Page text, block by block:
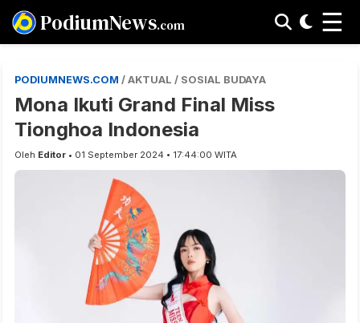
PodiumNews.com ☰
PODIUMNEWS.COM / AKTUAL / SOSIAL BUDAYA
Mona Ikuti Grand Final Miss
Tionghoa Indonesia
Oleh Editor • 01 September 2024 • 17:44:00 WITA